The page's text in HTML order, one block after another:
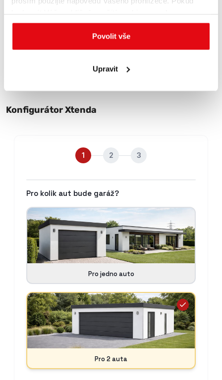
budeme vycházet z toho, že souhlasíte s využíváním
Povolit vše
Upravit
Konfigurátor Xtenda